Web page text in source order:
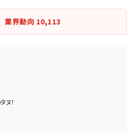
業界動向 10,113
ヌ！